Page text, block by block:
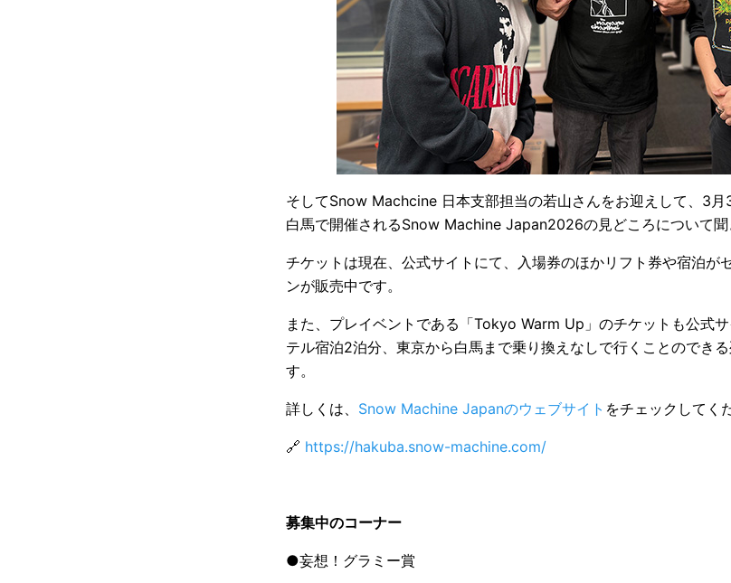
そしてSnow Machcine 日本支部担当の若山さんをお迎えして、3
白馬で開催されるSnow Machine Japan2026の見どころについて聞
チケットは現在、公式サイトにて、入場券のほかリフト券や宿泊が
ンが販売中です。
また、プレイベントである「Tokyo Warm Up」のチケットも公式
テル宿泊2泊分、東京から白馬まで乗り換えなしで行くことのでき
す。
詳しくは、 Snow Machine Japanのウェブサイト をチェックしてく
🔗 https://hakuba.snow-machine.com/
募集中のコーナー
●妄想！グラミー賞